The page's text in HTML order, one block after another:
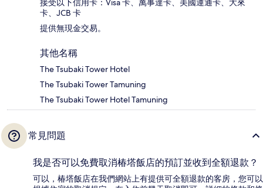
接受以下信用卡：Visa 卡、萬事達卡、美國運通卡、大來
卡、JCB 卡
提供無現金交易。
其他名稱
The Tsubaki Tower Hotel
The Tsubaki Tower Tamuning
The Tsubaki Tower Hotel Tamuning
常見問題
我是否可以免費取消椿塔飯店的預訂並收到全額退款？
可以，椿塔飯店在我們網站上有提供可全額退款的客房，您可以